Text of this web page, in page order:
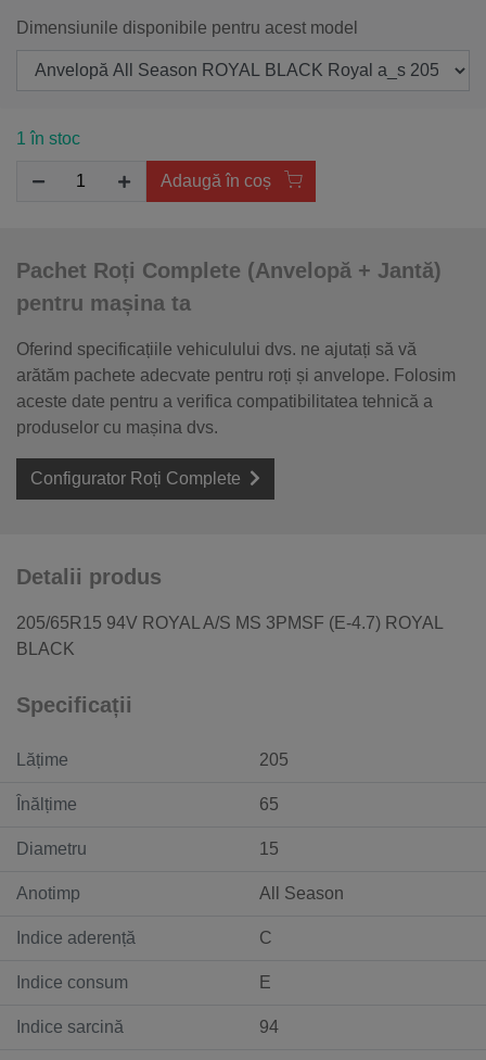
Dimensiunile disponibile pentru acest model
1 în stoc
Adaugă în coș
Pachet Roți Complete (Anvelopă + Jantă)
pentru mașina ta
Oferind specificațiile vehiculului dvs. ne ajutați să vă
arătăm pachete adecvate pentru roți și anvelope. Folosim
aceste date pentru a verifica compatibilitatea tehnică a
produselor cu mașina dvs.
Configurator Roți Complete
Detalii produs
205/65R15 94V ROYAL A/S MS 3PMSF (E-4.7) ROYAL
BLACK
Specificații
Lățime 205
Înălțime 65
Diametru 15
Anotimp All Season
Indice aderență C
Indice consum E
Indice sarcină 94